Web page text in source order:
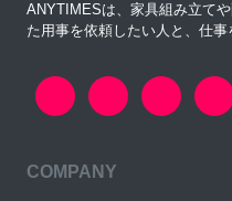
ANYTIMESは、家具組み立て
た用事を依頼したい人と、仕事
COMPANY